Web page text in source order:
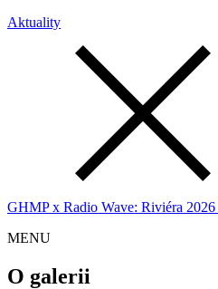
Aktuality
GHMP x Radio Wave: Riviéra 2026
MENU
O galerii